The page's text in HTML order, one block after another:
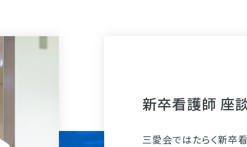
新卒看護師 座
三愛会ではたらく新卒